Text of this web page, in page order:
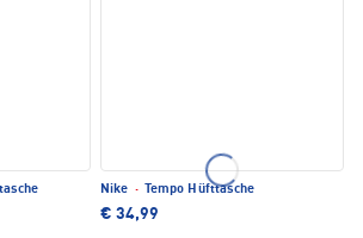
Nike · Tempo Hüfttasche
€ 34,99